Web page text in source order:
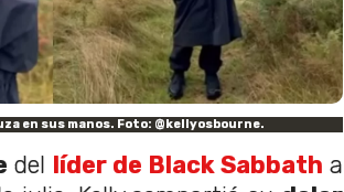
en sus manos. Foto: @kellyosbourne.
del líder de Black Sabbath a